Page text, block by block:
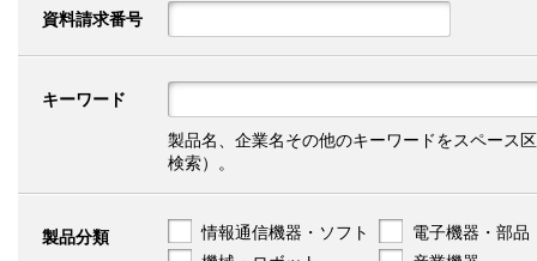
資料請求番号
キーワード
製品名、企業名その他のキーワードをスペース
検索）。
製品分類 情報通信機器・ソフト
電子機器・部品